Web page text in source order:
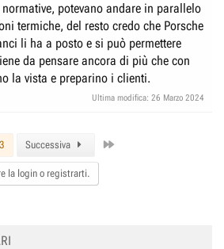
potevano andare in parallelo
termiche, del resto credo che Porsche
li ha a posto e si può permettere
da pensare ancora di più che con
la vista e preparino i clienti.
Ultima modifica: 26 Marzo 2024
Successiva
la login o registrarti.